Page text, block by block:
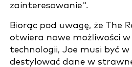
zainteresowanie".
Biorąc pod uwagę, że The
otwiera nowe możliwości w
technologii, Joe musi być
destylować dane w